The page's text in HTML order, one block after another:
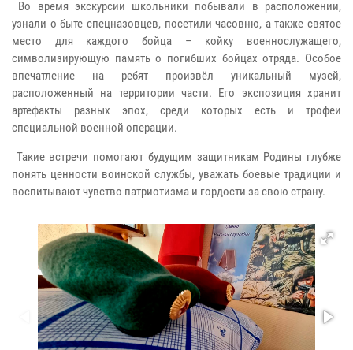
Во время экскурсии школьники побывали в расположении,
узнали о быте спецназовцев, посетили часовню, а также святое
место для каждого бойца – койку военнослужащего,
символизирующую память о погибших бойцах отряда. Особое
впечатление на ребят произвёл уникальный музей,
расположенный на территории части. Его экспозиция хранит
артефакты разных эпох, среди которых есть и трофеи
специальной военной операции.
Такие встречи помогают будущим защитникам Родины глубже
понять ценности воинской службы, уважать боевые традиции и
воспитывают чувство патриотизма и гордости за свою страну.